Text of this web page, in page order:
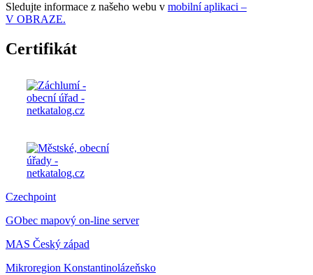
Sledujte informace z našeho webu v mobilní aplikaci –
V OBRAZE.
Certifikát
Czechpoint
GObec mapový on-line server
MAS Český západ
Mikroregion Konstantinolázeňsko